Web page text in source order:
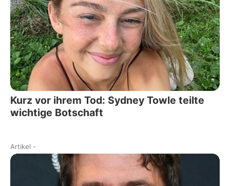
Kurz vor ihrem Tod: Sydney Towle teilte
wichtige Botschaft
Artikel -